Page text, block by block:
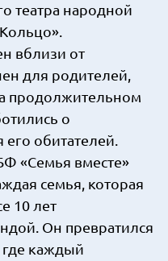
театра народной
вблизи от
для родителей,
продолжительном
о
обитателей.
«Семья вместе»
семья, которая
10 лет
Он превратился
каждый